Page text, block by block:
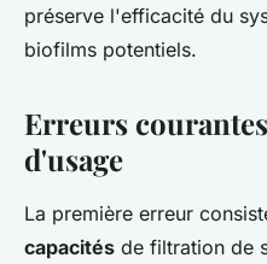
préserve l'efficacité du
biofilms potentiels.
Erreurs
d'usage
La première erreur
capacités de filtration de